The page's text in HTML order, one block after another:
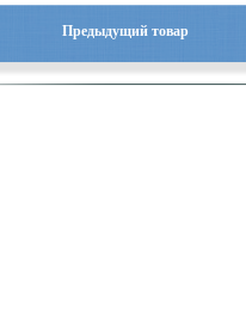
Предыдущий товар